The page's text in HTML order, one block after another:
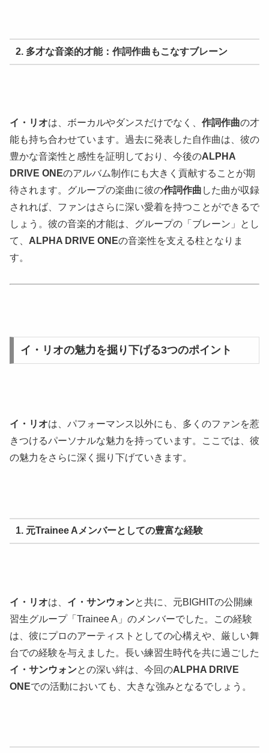
2. 多才な音楽的才能：作詞作曲もこなすブレーン
イ・リオは、ボーカルやダンスだけでなく、 作詞作曲の才
能も持ち合わせています。過去に発表した自作曲は、彼の
豊かな音楽性と感性を証明しており、今後のALPHA
DRIVE ONEのアルバム制作にも大きく貢献することが期
待されます。グループの楽曲に彼の作詞作曲 した曲が収録
されれば、ファンはさらに深い愛着を持つことができるで
しょう。彼の音楽的才能は、グループの「ブレーン」とし
て、 ALPHA DRIVE ONEの音楽性を支える柱となりま
す。
イ・リオの魅力を掘り下げる3つのポイント
イ・リオは、パフォーマンス以外にも、多くのファンを惹
きつけるパーソナルな魅力を持っています。ここでは、彼
の魅力をさらに深く掘り下げていきます。
1. 元Trainee Aメンバーとしての豊富な経験
イ・リオは、 イ・サンウォンと共に、元BIGHITの公開練
習生グループ「Trainee A」のメンバーでした。この経験
は、彼にプロのアーティストとしての心構えや、厳しい舞
台での経験を与えました。長い練習生時代を共に過ごした
イ・サンウォンとの深い絆は、今回のALPHA DRIVE
ONEでの活動においても、大きな強みとなるでしょう。